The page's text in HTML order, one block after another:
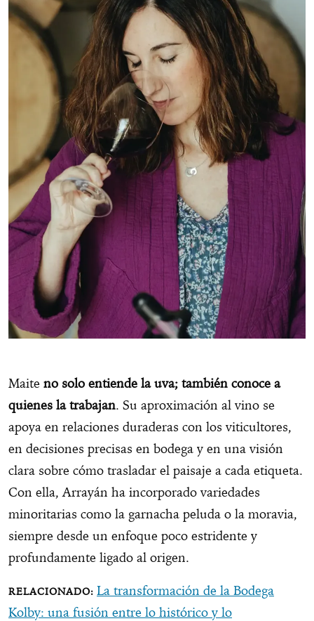
Maite no solo entiende la uva; también conoce a
quienes la trabajan. Su aproximación al vino se
apoya en relaciones duraderas con los viticultores,
en decisiones precisas en bodega y en una visión
clara sobre cómo trasladar el paisaje a cada etiqueta.
Con ella, Arrayán ha incorporado variedades
minoritarias como la garnacha peluda o la moravia,
siempre desde un enfoque poco estridente y
profundamente ligado al origen.
La transformación de la Bodega
Kolby: una fusión entre lo histórico y lo